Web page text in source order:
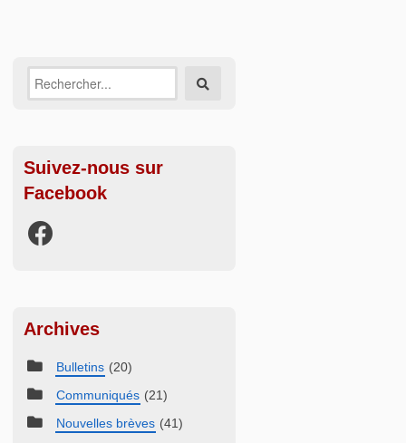
sur:
Suivez-nous sur
Facebook
Archives
Bulletins (20)
Communiqués (21)
Nouvelles brèves (41)